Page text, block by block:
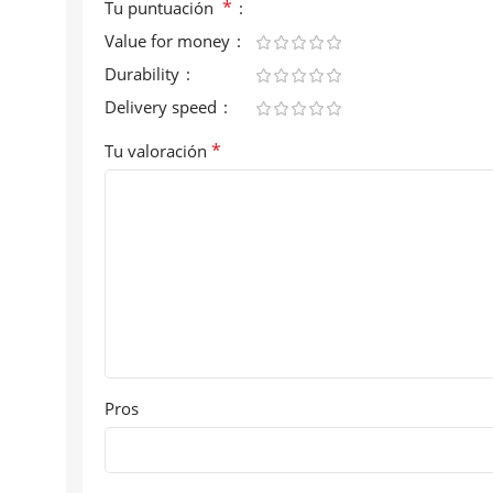
Tu puntuación *
Value for money
Durability
Delivery speed
Tu valoración *
Pros